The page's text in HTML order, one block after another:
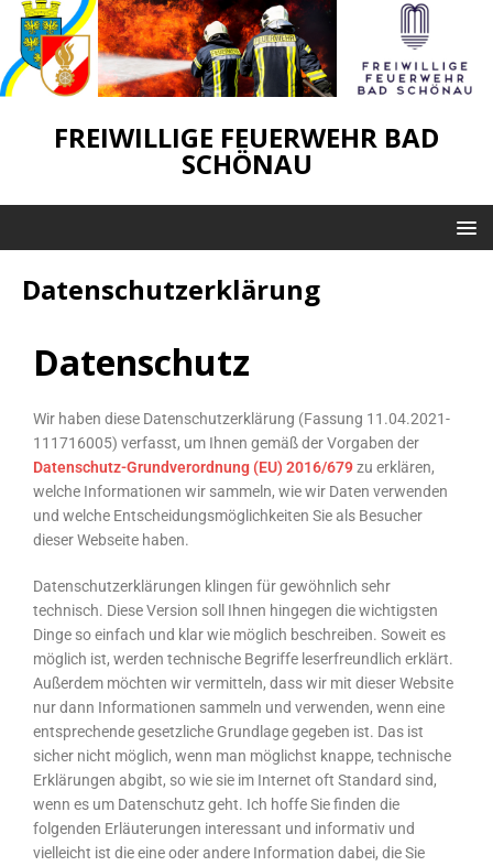
FREIWILLIGE FEUERWEHR BAD
SCHÖNAU
Datenschutzerklärung
Datenschutz
Wir haben diese Datenschutzerklärung (Fassung 11.04.2021-
111716005) verfasst, um Ihnen gemäß der Vorgaben der
Datenschutz-Grundverordnung (EU) 2016/679zu erklären,
welche Informationen wir sammeln, wie wir Daten verwenden
und welche Entscheidungsmöglichkeiten Sie als Besucher
dieser Webseite haben.
Datenschutzerklärungen klingen für gewöhnlich sehr
technisch. Diese Version soll Ihnen hingegen die wichtigsten
Dinge so einfach und klar wie möglich beschreiben. Soweit es
möglich ist, werden technische Begriffe leserfreundlich erklärt.
Außerdem möchten wir vermitteln, dass wir mit dieser Website
nur dann Informationen sammeln und verwenden, wenn eine
entsprechende gesetzliche Grundlage gegeben ist. Das ist
sicher nicht möglich, wenn man möglichst knappe, technische
Erklärungen abgibt, so wie sie im Internet oft Standard sind,
wenn es um Datenschutz geht. Ich hoffe Sie finden die
folgenden Erläuterungen interessant und informativ und
vielleicht ist die eine oder andere Information dabei, die Sie